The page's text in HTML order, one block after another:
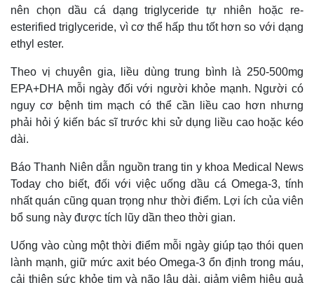
nên chọn dầu cá dạng triglyceride tự nhiên hoặc re-
esterified triglyceride, vì cơ thể hấp thu tốt hơn so với dạng
ethyl ester.
Theo vị chuyên gia, liều dùng trung bình là 250-500mg
EPA+DHA mỗi ngày đối với người khỏe mạnh. Người có
nguy cơ bệnh tim mạch có thể cần liều cao hơn nhưng
phải hỏi ý kiến bác sĩ trước khi sử dụng liều cao hoặc kéo
dài.
Báo Thanh Niên dẫn nguồn trang tin y khoa Medical News
Today cho biết, đối với việc uống dầu cá Omega-3, tính
nhất quán cũng quan trọng như thời điểm. Lợi ích của viên
bổ sung này được tích lũy dần theo thời gian.
Uống vào cùng một thời điểm mỗi ngày giúp tạo thói quen
lành mạnh, giữ mức axit béo Omega-3 ổn định trong máu,
cải thiện sức khỏe tim và não lâu dài, giảm viêm hiệu quả